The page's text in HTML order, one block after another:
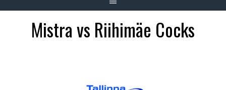
Mistra vs Riihimäe Cocks